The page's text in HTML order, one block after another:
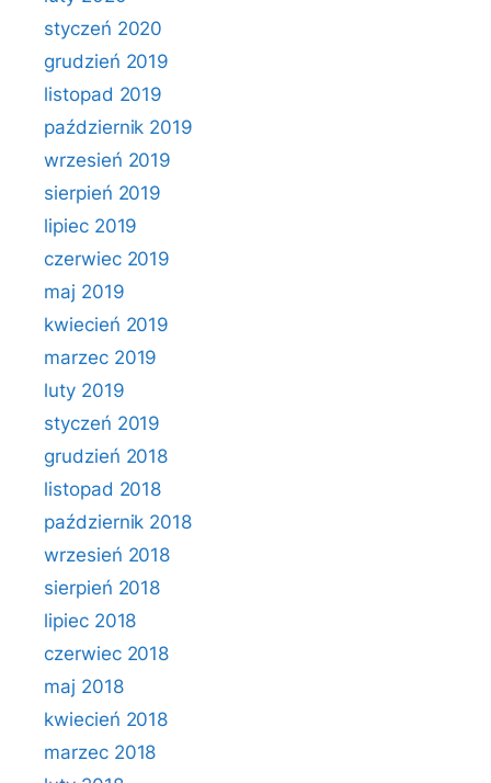
styczeń 2020
grudzień 2019
listopad 2019
październik 2019
wrzesień 2019
sierpień 2019
lipiec 2019
czerwiec 2019
maj 2019
kwiecień 2019
marzec 2019
luty 2019
styczeń 2019
grudzień 2018
listopad 2018
październik 2018
wrzesień 2018
sierpień 2018
lipiec 2018
czerwiec 2018
maj 2018
kwiecień 2018
marzec 2018